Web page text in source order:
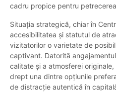
cadru propice pentru
Situația strategică, chiar în
accesibilitatea și statutul de
vizitatorilor o varietate de
captivant. Datorită
calitate și a atmosferei
drept una dintre opțiunile
de distracție autentică în